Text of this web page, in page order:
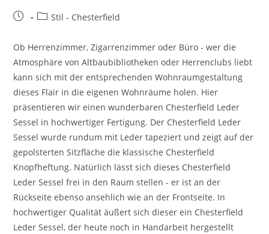
Stil - Chesterfield
Ob Herrenzimmer, Zigarrenzimmer oder Büro - wer die
Atmosphäre von Altbaubibliotheken oder Herrenclubs liebt
kann sich mit der entsprechenden Wohnraumgestaltung
dieses Flair in die eigenen Wohnräume holen. Hier
präsentieren wir einen wunderbaren Chesterfield Leder
Sessel in hochwertiger Fertigung. Der Chesterfield Leder
Sessel wurde rundum mit Leder tapeziert und zeigt auf der
gepolsterten Sitzfläche die klassische Chesterfield
Knopfheftung. Natürlich lässt sich dieses Chesterfield
Leder Sessel frei in den Raum stellen - er ist an der
Rückseite ebenso ansehlich wie an der Frontseite. In
hochwertiger Qualität äußert sich dieser ein Chesterfield
Leder Sessel, der heute noch in Handarbeit hergestellt